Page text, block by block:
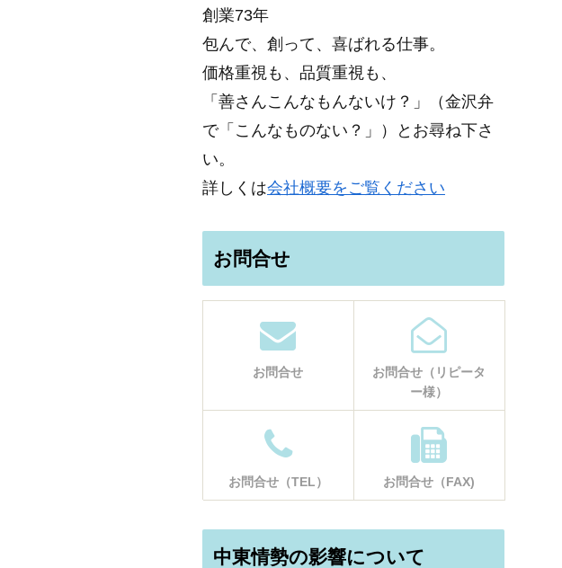
創業73年
包んで、創って、喜ばれる仕事。
価格重視も、品質重視も、
「善さんこんなもんないけ？」（金沢弁
で「こんなものない？」）とお尋ね下さ
い。
詳しくは会社概要をご覧ください
お問合せ
お問合せ
お問合せ（リピータ
ー様）
お問合せ（TEL） お問合せ（FAX)
中東情勢の影響について